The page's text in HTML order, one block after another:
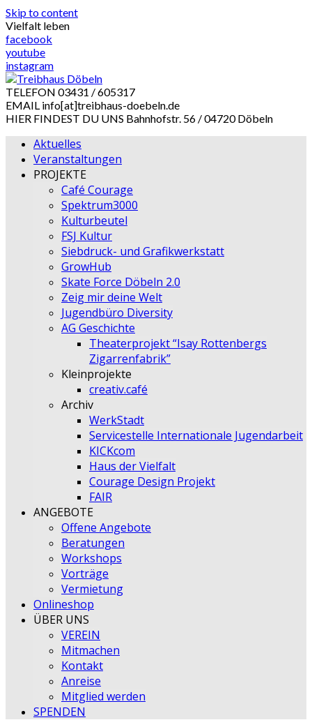
Skip to content
Vielfalt leben
facebook
youtube
instagram
TELEFON 03431 / 605317
EMAIL info[at]treibhaus-doebeln.de
HIER FINDEST DU UNS Bahnhofstr. 56 / 04720 Döbeln
Aktuelles
Veranstaltungen
PROJEKTE
Café Courage
Spektrum3000
Kulturbeutel
FSJ Kultur
Siebdruck- und Grafikwerkstatt
GrowHub
Skate Force Döbeln 2.0
Zeig mir deine Welt
Jugendbüro Diversity
AG Geschichte
Theaterprojekt “Isay Rottenbergs
Zigarrenfabrik”
Kleinprojekte
creativ.café
Archiv
WerkStadt
Servicestelle Internationale Jugendarbeit
KICKcom
Haus der Vielfalt
Courage Design Projekt
FAIR
ANGEBOTE
Offene Angebote
Beratungen
Workshops
Vorträge
Vermietung
Onlineshop
ÜBER UNS
VEREIN
Mitmachen
Kontakt
Anreise
Mitglied werden
SPENDEN